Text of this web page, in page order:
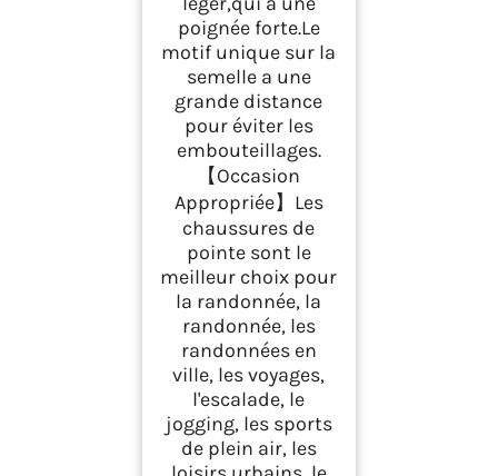
poignée forte.Le
motif unique sur la
semelle a une
grande distance
pour éviter les
embouteillages.
【Occasion
Appropriée】Les
chaussures de
pointe sont le
meilleur choix pour
la randonnée, la
randonnée, les
randonnées en
ville, les voyages,
l'escalade, le
jogging, les sports
de plein air, les